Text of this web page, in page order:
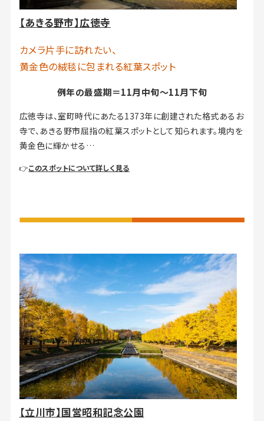
【あきる野市】広徳寺
カメラ片手に訪れたい、
黄金色の絨毯に包まれる紅葉スポット
例年の最盛期＝11月中旬～11月下旬
広徳寺は、室町時代にあたる1373年に創建された格式あるお
寺で、あきる野市屈指の紅葉スポットとして知られます。境内を
黄金色に輝かせる…
👉このスポットについて詳しく見る
【立川市】国営昭和記念公園